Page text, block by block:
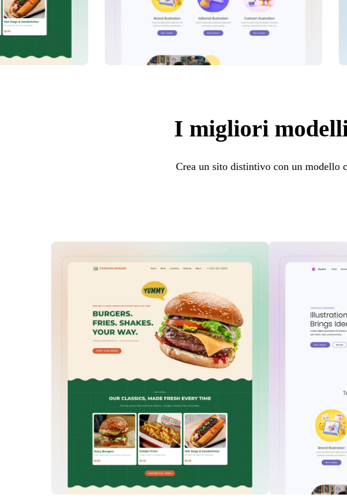
I migliori
Crea un sito distintivo con un modello